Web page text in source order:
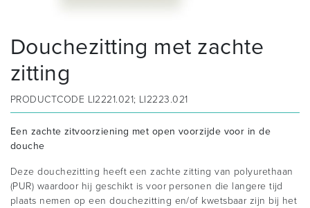
Douchezitting met zachte
zitting
PRODUCTCODE LI2221.021; LI2223.021
Een zachte zitvoorziening met open voorzijde voor in de
douche
Deze douchezitting heeft een zachte zitting van polyurethaan
(PUR) waardoor hij geschikt is voor personen die langere tijd
plaats nemen op een douchezitting en/of kwetsbaar zijn bij het